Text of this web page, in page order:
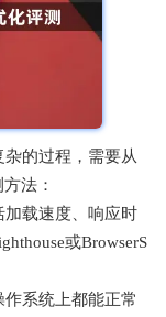
的过程，需要从
法：
加载速度、响应时
或BrowserS
系统上都能正常